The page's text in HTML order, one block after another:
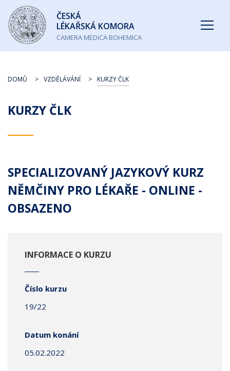
Česká
lékařská
komora
ČESKÁ
LÉKAŘSKÁ KOMORA
CAMERA MEDICA BOHEMICA
KURZY ČLK
DOMŮ VZDĚLÁVÁNÍ KURZY ČLK
SPECIALIZOVANÝ JAZYKOVÝ KURZ
NĚMČINY PRO LÉKAŘE - ONLINE -
OBSAZENO
INFORMACE O KURZU
Číslo kurzu
19/22
Datum konání
05.02.2022